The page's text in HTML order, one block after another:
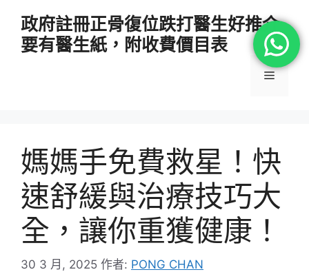
政府註冊正骨復位跌打醫生好推介
要有醫生紙，附收費價目表
選
媽媽手免費救星！快
速舒緩與治療技巧大
全，讓你重獲健康！
30 3 月, 2025 作者: PONG CHAN